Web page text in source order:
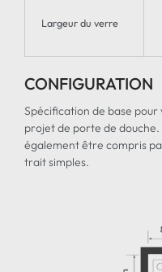
Largeur du verre
CONFIGURATION
Spécification de base
projet de porte de
également être compris
trait simples.